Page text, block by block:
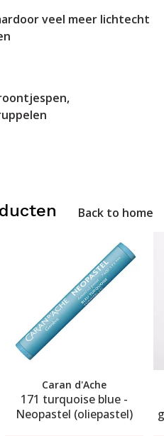
veel meer lichtecht
Back to home
Caran d'Ache
171 turquoise blue -
Neopastel (oliepastel)